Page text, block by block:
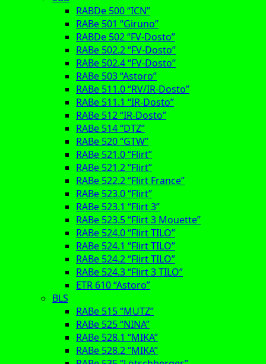
RABDe 500 “ICN”
RABe 501 “Giruno”
RABDe 502 “FV-Dosto”
RABe 502.2 “FV-Dosto”
RABe 502.4 “FV-Dosto”
RABe 503 “Astoro”
RABe 511.0 “RV/IR-Dosto”
RABe 511.1 “IR-Dosto”
RABe 512 “IR-Dosto”
RABe 514 “DTZ”
RABe 520 “GTW”
RABe 521.0 “Flirt”
RABe 521.2 “Flirt”
RABe 522.2 “Flirt France”
RABe 523.0 “Flirt”
RABe 523.1 “Flirt 3”
RABe 523.5 “Flirt 3 Mouette”
RABe 524.0 “Flirt TILO”
RABe 524.1 “Flirt TILO”
RABe 524.2 “Flirt TILO”
RABe 524.3 “Flirt 3 TILO”
ETR 610 “Astoro”
BLS
RABe 515 “MUTZ”
RABe 525 “NINA”
RABe 528.1 “MIKA”
RABe 528.2 “MIKA”